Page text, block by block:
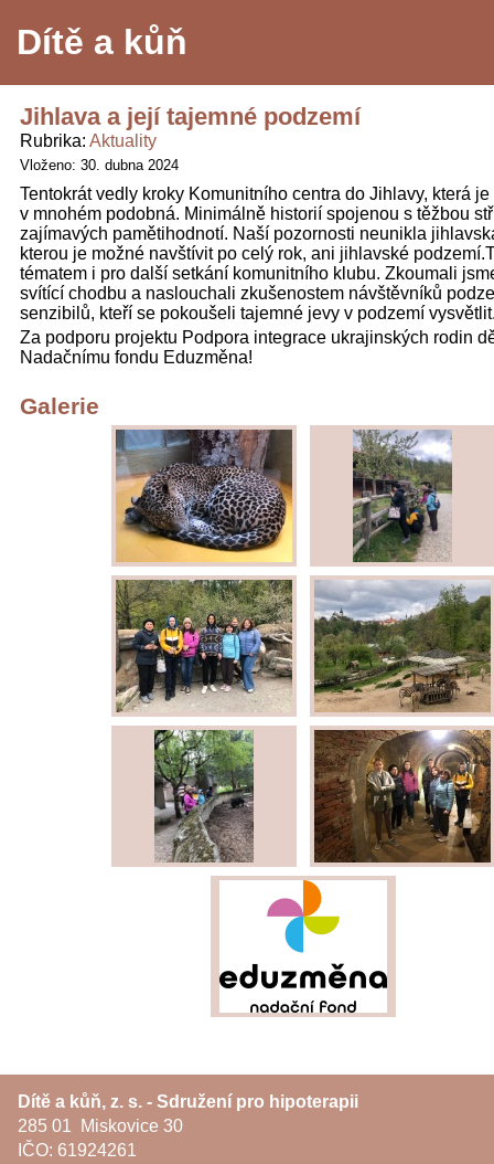
Dítě a kůň
Jihlava a její tajemné podzemí
Rubrika Aktuality
Vloženo: 30. dubna 2024
Tentokrát vedly kroky Komunitního centra do Jihlavy, která
v mnohém podobná. Minimálně historií spojenou s těžbou
zajímavých pamětihodnotí. Naší pozornosti neunikla
kterou je možné navštívit po celý rok, ani jihlavské
tématem i pro další setkání komunitního klubu. Zkoumali
svítící chodbu a naslouchali zkušenostem návštěvníků
senzibilů, kteří se pokoušeli tajemné jevy v podzemí
Za podporu projektu Podpora integrace ukrajinských rodin
Nadačnímu fondu Eduzměna!
Galerie
Dítě a kůň, z. s. - Sdružení pro hipoterapii
285 01 Miskovice 30
IČO: 61924261